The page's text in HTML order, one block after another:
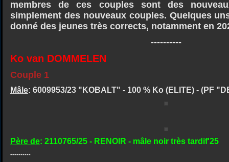
membres de ces couples sont des
simplement des nouveaux couples. Quelques
donné des jeunes très corrects, notamment en
----------
Ko van DOMMELEN
Couple 1
Mâle: 6009953/23 "KOBALT" - 100 % Ko (ELITE) - (PF
Père de: 2110765/25 - RENOIR - mâle noir très tardif'25
----------